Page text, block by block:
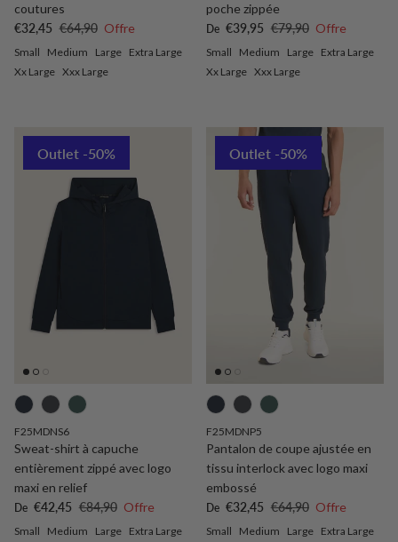
coutures
Prix soldé
€32,45 Prix habituel
€64,90 Offre
Small Medium Large Extra Large
Xx Large Xxx Large
poche zippée
Prix soldé
De €39,95 Prix habituel
€79,90 Offre
Small Medium Large Extra Large
Xx Large Xxx Large
Outlet -50%
F25MDNS6
Sweat-shirt à capuche
entièrement zippé avec logo
maxi en relief
Prix soldé
De €42,45 Prix habituel
€84,90 Offre
Small Medium Large Extra Large
Outlet -50%
F25MDNP5
Pantalon de coupe ajustée en
tissu interlock avec logo maxi
embossé
Prix soldé
De €32,45 Prix habituel
€64,90 Offre
Small Medium Large Extra Large